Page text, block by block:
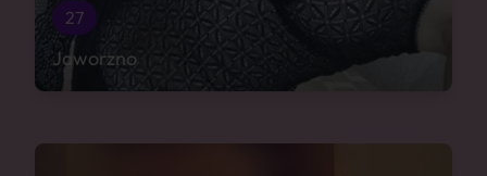
27
Jaworzno